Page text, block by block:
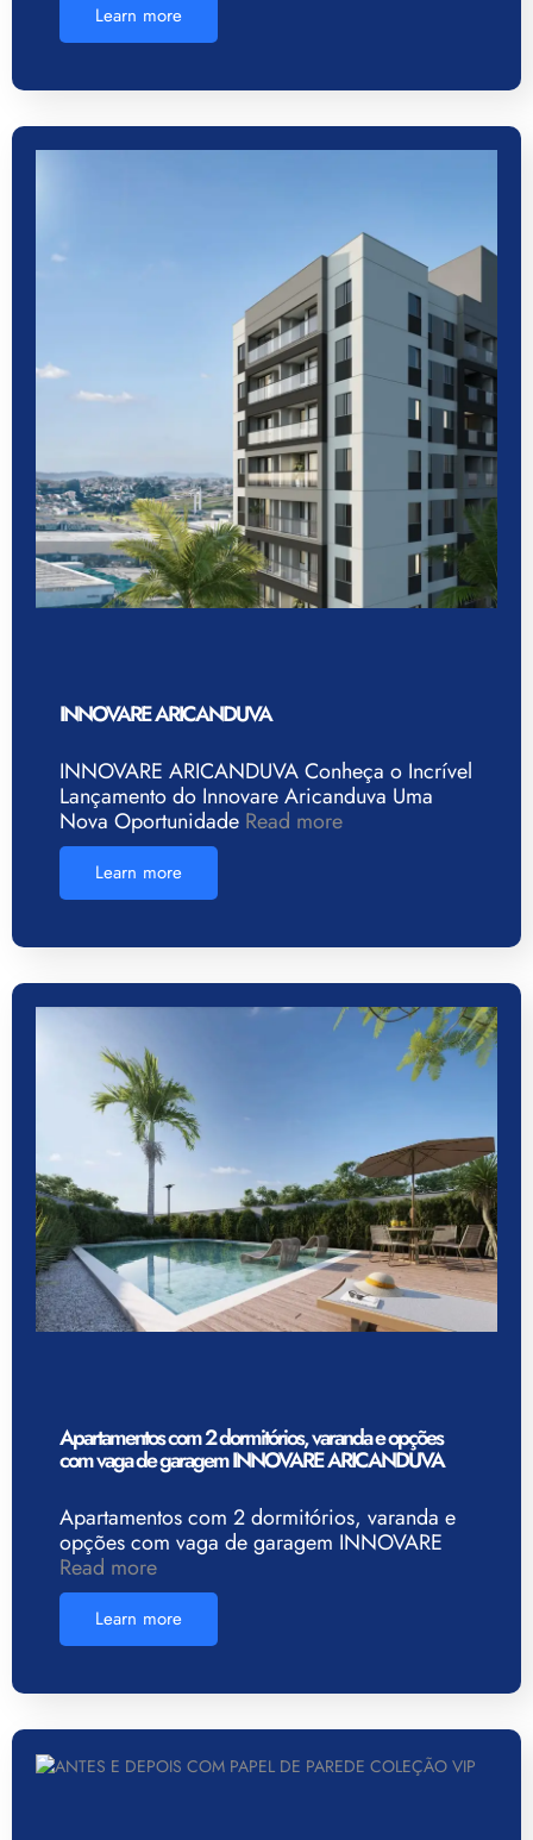
Learn more
INNOVARE ARICANDUVA
INNOVARE ARICANDUVA Conheça o Incrível
Lançamento do Innovare Aricanduva Uma
Nova Oportunidade Read more
Learn more
Apartamentos com 2 dormitórios, varanda e opções
com vaga de garagem INNOVARE ARICANDUVA
Apartamentos com 2 dormitórios, varanda e
opções com vaga de garagem INNOVARE
Read more
Learn more